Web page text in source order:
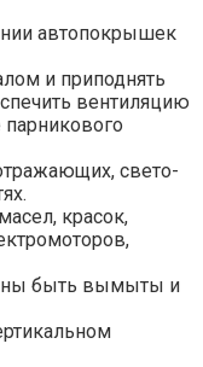
автопокрышек
и приподнять
вентиляцию
свето-
красок,
быть вымыты и